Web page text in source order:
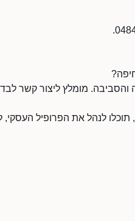
אם אתם הבעלים של דיזיין 22, תוכלו לנהל את